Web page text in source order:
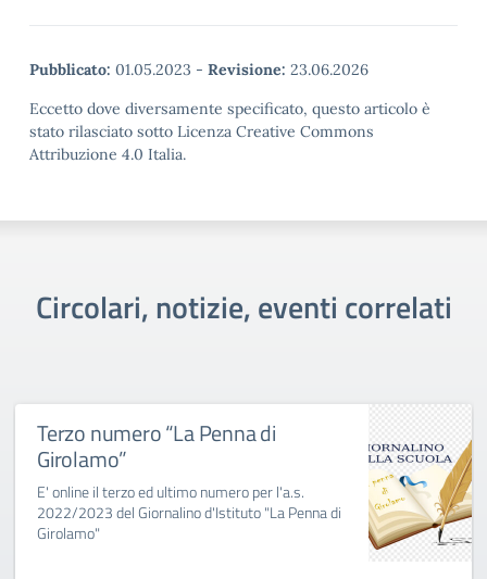
Pubblicato: 01.05.2023 - Revisione: 23.06.2026
Eccetto dove diversamente specificato, questo articolo è
stato rilasciato sotto Licenza Creative Commons
Attribuzione 4.0 Italia.
Circolari, notizie, eventi correlati
Terzo numero “La Penna di
Girolamo”
E' online il terzo ed ultimo numero per l'a.s.
2022/2023 del Giornalino d'Istituto "La Penna di
Girolamo"